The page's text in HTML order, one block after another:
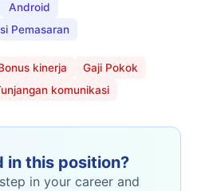
Android
Pemasaran
kinerja
Gaji Pokok
komunikasi
in this position?
in your career and